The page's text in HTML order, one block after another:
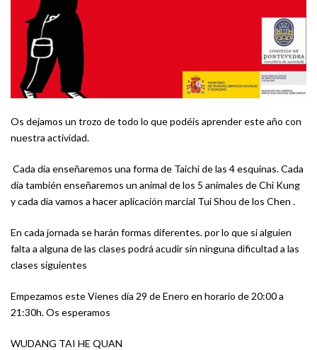
Os dejamos un trozo de todo lo que podéis aprender este año con
nuestra actividad.
Cada día enseñaremos una forma de Taichi de las 4 esquinas. Cada
día también enseñaremos un animal de los 5 animales de Chi Kung
y cada día vamos a hacer aplicación marcial Tui Shou de los Chen .
En cada jornada se harán formas diferentes. por lo que si alguien
falta a alguna de las clases podrá acudir sin ninguna dificultad a las
clases siguientes
Empezamos este Vienes día 29 de Enero en horario de 20:00 a
21:30h. Os esperamos
WUDANG TAI HE QUAN